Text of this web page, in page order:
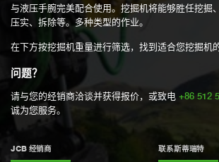
与液压手腕完美配合使用。挖掘机将能够胜任挖掘
压实、拆除等。多种类型的作业。
在下方按挖掘机重量进行筛选，找到适合您挖掘机
问题？
请与您的经销商洽谈并获得报价，或致电 +86 512
诚为您服务。
JCB 经销商 联系斯蒂瑞特